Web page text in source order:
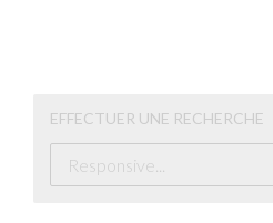
EFFECTUER UNE RECHERCHE